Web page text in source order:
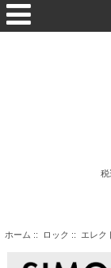
税
ホーム :: ロック :: エレク